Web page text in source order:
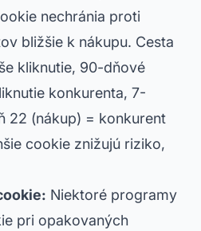
nechránia proti
bližšie k nákupu. Cesta
kliknutie, 90-dňové
konkurenta, 7-
22 (nákup) = konkurent
cookie znižujú riziko,
Niektoré programy
pri opakovaných